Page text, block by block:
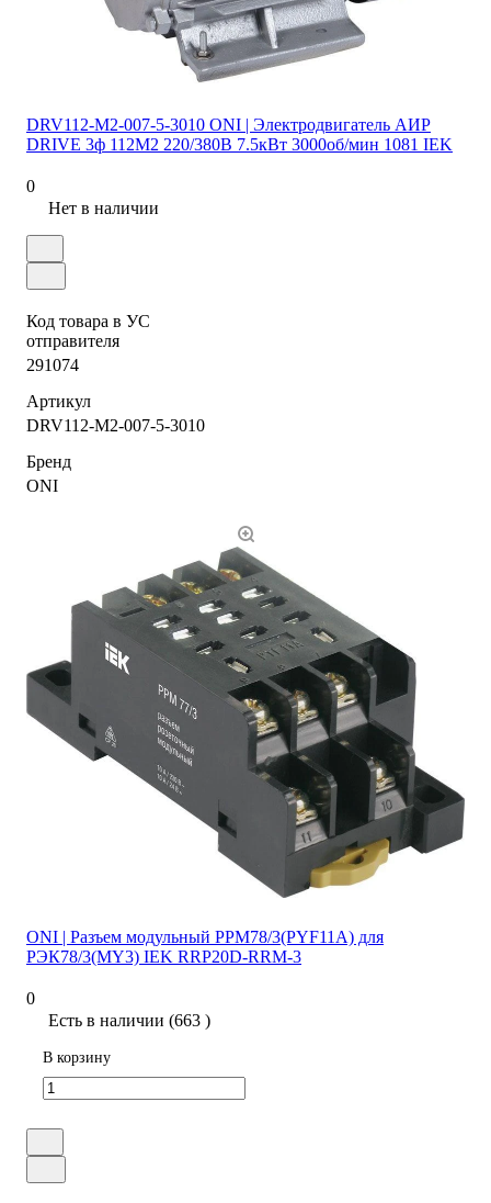
DRV112-M2-007-5-3010 ONI | Электродвигатель АИР
DRIVE 3ф 112M2 220/380В 7.5кВт 3000об/мин 1081 IEK
0
Нет в наличии
Код товара в УС
отправителя
291074
Артикул
DRV112-M2-007-5-3010
Бренд
ONI
ONI | Разъем модульный РРМ78/3(PYF11A) для
РЭК78/3(MY3) IEK RRP20D-RRM-3
0
Есть в наличии (663 )
В корзину